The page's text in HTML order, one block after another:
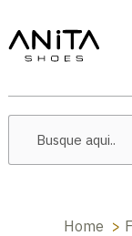
Home